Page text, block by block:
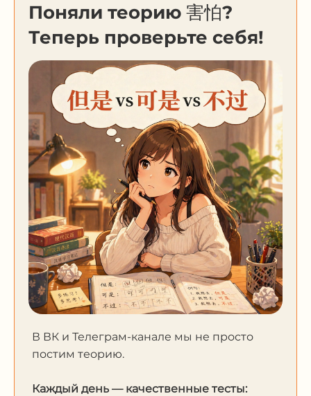
Поняли теорию 害怕?
Теперь проверьте себя!
В ВК и Телеграм-канале мы не просто
постим теорию.
Каждый день — качественные тесты: